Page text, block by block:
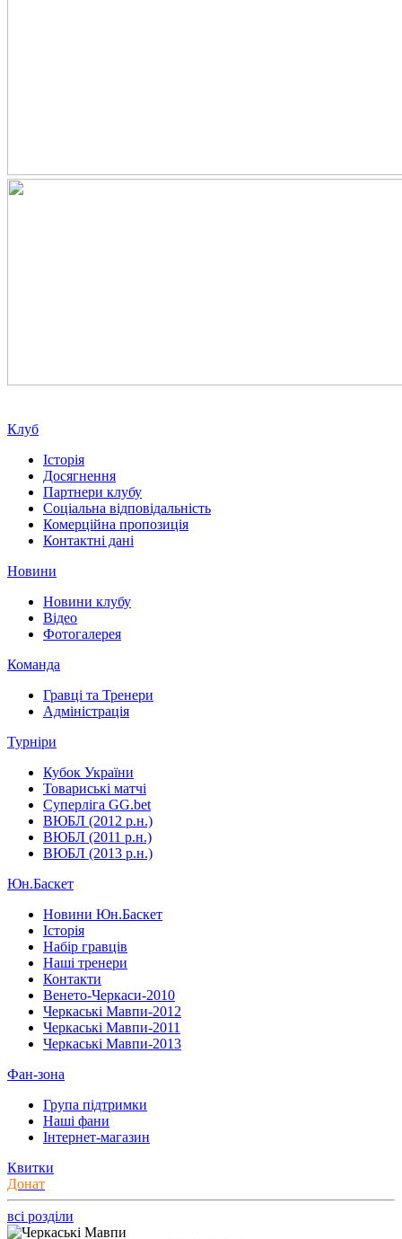
Клуб
Історія
Досягнення
Партнери клубу
Соціальна відповідальність
Комерційна пропозиція
Контактні дані
Новини
Новини клубу
Відео
Фотогалерея
Команда
Гравці та Тренери
Адміністрація
Турніри
Кубок України
Товариські матчі
Суперліга GG.bet
ВЮБЛ (2012 р.н.)
ВЮБЛ (2011 р.н.)
ВЮБЛ (2013 р.н.)
Юн.Баскет
Новини Юн.Баскет
Історія
Набір гравців
Наші тренери
Контакти
Венето-Черкаси-2010
Черкаські Мавпи-2012
Черкаські Мавпи-2011
Черкаські Мавпи-2013
Фан-зона
Група підтримки
Наші фани
Інтернет-магазин
Квитки
Донат
всі розділи